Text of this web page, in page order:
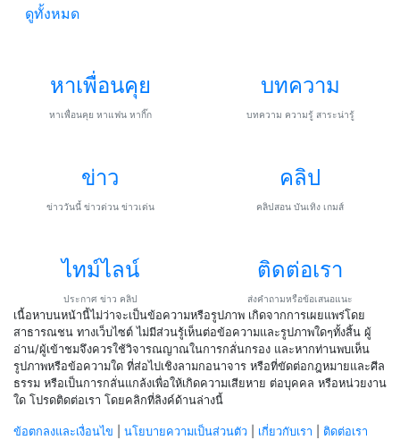
ดูทั้งหมด
หาเพื่อนคุย
หาเพื่อนคุย หาแฟน หากิ๊ก
บทความ
บทความ ความรู้ สาระน่ารู้
ข่าว
ข่าววันนี้ ข่าวด่วน ข่าวเด่น
คลิป
คลิปสอน บันเทิง เกมส์
ไทม์ไลน์
ประกาศ ข่าว คลิป
ติดต่อเรา
ส่งคำถามหรือข้อเสนอแนะ
เนื้อหาบนหน้านี้ไม่ว่าจะเป็นข้อความหรือรูปภาพ เกิดจากการเผยแพร่โดย
สาธารณชน ทางเว็บไซต์ ไม่มีส่วนรู้เห็นต่อข้อความและรูปภาพใดๆทั้งสิ้น ผู้
อ่าน/ผู้เข้าชมจึงควรใช้วิจารณญาณในการกลั่นกรอง และหากท่านพบเห็น
รูปภาพหรือข้อความใด ที่ส่อไปเชิงลามกอนาจาร หรือที่ขัดต่อกฎหมายและศีล
ธรรม หรือเป็นการกลั่นแกล้งเพื่อให้เกิดความเสียหาย ต่อบุคคล หรือหน่วยงาน
ใด โปรดติดต่อเรา โดยคลิกที่ลิงค์ด้านล่างนี้
ข้อตกลงและเงื่อนไข นโยบายความเป็นส่วนตัว เกี่ยวกับเรา ติดต่อเรา